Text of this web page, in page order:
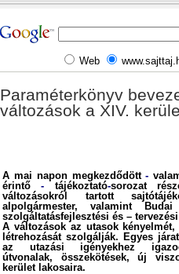
Web
Paraméterkönyv
változások a XIV.
A mai napon megkezdődött-
érintő - tájékoztató-sorozat
változásokról tartott
alpolgármester, valamint
szolgáltatásfejlesztési és –
A változások az utasok
létrehozását szolgálják. Egyes
az utazási igényekhez
útvonalak, összekötések, új
kerület lakosaira.